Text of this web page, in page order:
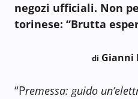
negozi ufficiali. Non
torinese: “Brutta
di Gianni
“Premessa: guido